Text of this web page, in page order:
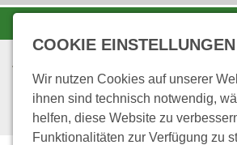
COOKIE EINSTELLUNGEN
Wir nutzen Cookies auf unserer
ihnen sind technisch notwendig,
helfen, diese Website zu
Funktionalitäten zur Verfügung zu